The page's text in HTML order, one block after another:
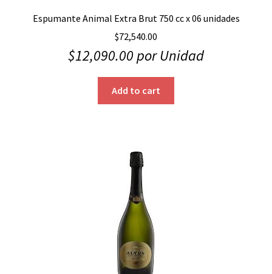
Espumante Animal Extra Brut 750 cc x 06 unidades
$72,540.00
$12,090.00por Unidad
Add to cart